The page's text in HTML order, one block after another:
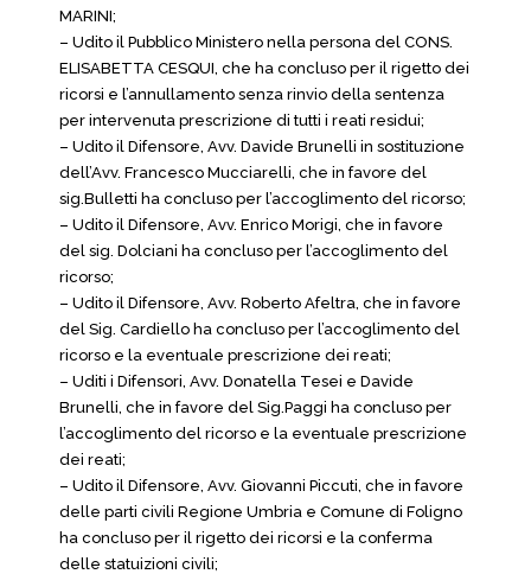
MARINI;
– Udito il Pubblico Ministero nella persona del CONS.
ELISABETTA CESQUI, che ha concluso per il rigetto dei
ricorsi e l’annullamento senza rinvio della sentenza
per intervenuta prescrizione di tutti i reati residui;
– Udito il Difensore, Avv. Davide Brunelli in sostituzione
dell’Avv. Francesco Mucciarelli, che in favore del
sig.Bulletti ha concluso per l’accoglimento del ricorso;
– Udito il Difensore, Avv. Enrico Morigi, che in favore
del sig. Dolciani ha concluso per l’accoglimento del
ricorso;
– Udito il Difensore, Avv. Roberto Afeltra, che in favore
del Sig. Cardiello ha concluso per l’accoglimento del
ricorso e la eventuale prescrizione dei reati;
– Uditi i Difensori, Avv. Donatella Tesei e Davide
Brunelli, che in favore del Sig.Paggi ha concluso per
l’accoglimento del ricorso e la eventuale prescrizione
dei reati;
– Udito il Difensore, Avv. Giovanni Piccuti, che in favore
delle parti civili Regione Umbria e Comune di Foligno
ha concluso per il rigetto dei ricorsi e la conferma
delle statuizioni civili;